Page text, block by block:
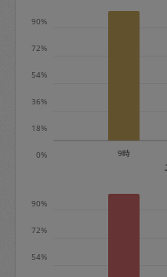
※キャンセル料
0%
18%
36%
54%
72%
90%
9時
54%
72%
90%